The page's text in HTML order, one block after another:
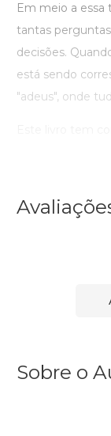
Em meio a essa
tantas
decisões.
está sendo
"adeus", onde
Sobre o